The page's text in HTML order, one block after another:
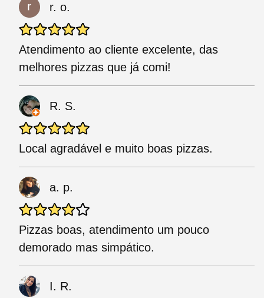
r. o.
Atendimento ao cliente excelente, das
melhores pizzas que já comi!
R. S.
Local agradável e muito boas pizzas.
a. p.
Pizzas boas, atendimento um pouco
demorado mas simpático.
I. R.